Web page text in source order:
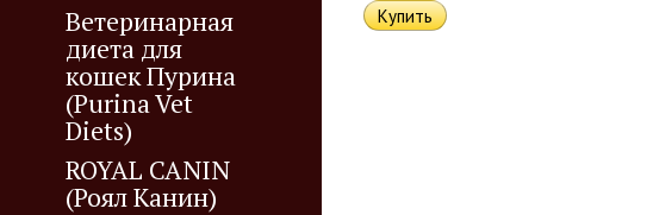
Ветеринарная
диета для
кошек Пурина
(Purina Vet
Diets)
ROYAL CANIN
(Роял Канин)